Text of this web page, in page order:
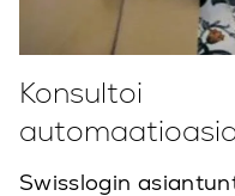
Konsultoi
Swisslogin